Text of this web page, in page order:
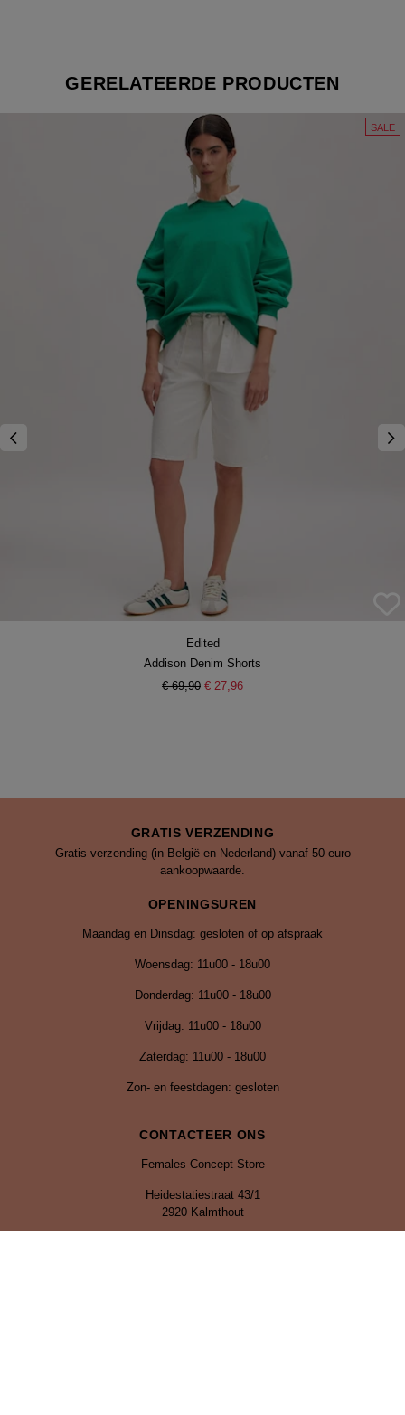
GERELATEERDE PRODUCTEN
SALE
Edited
Addison Denim Shorts
€ 69,90 € 27,96
GRATIS VERZENDING
Gratis verzending (in België en Nederland) vanaf 50 euro
aankoopwaarde.
OPENINGSUREN
Maandag en Dinsdag: gesloten of op afspraak
Woensdag: 11u00 - 18u00
Donderdag: 11u00 - 18u00
Vrijdag: 11u00 - 18u00
Zaterdag: 11u00 - 18u00
Zon- en feestdagen: gesloten
CONTACTEER ONS
Females Concept Store
Heidestatiestraat 43/1
2920 Kalmthout